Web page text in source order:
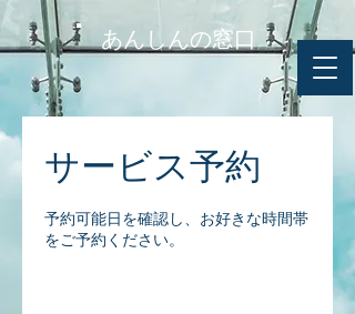
あんしんの窓口
サービス予約
予約可能日を確認し、お好きな時間帯
をご予約ください。